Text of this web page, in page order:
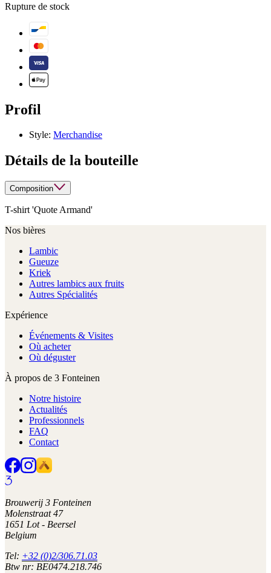
Rupture de stock
Profil
Style: Merchandise
Détails de la bouteille
Composition
T-shirt 'Quote Armand'
Nos bières
Lambic
Gueuze
Kriek
Autres lambics aux fruits
Autres Spécialités
Expérience
Événements & Visites
Où acheter
Où déguster
À propos de 3 Fonteinen
Notre histoire
Actualités
Professionnels
FAQ
Contact
Brouwerij 3 Fonteinen
Molenstraat 47
1651 Lot - Beersel
Belgium
Tel: +32 (0)2/306.71.03
Btw nr: BE0474.218.746